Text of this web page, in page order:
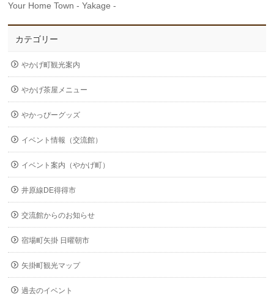
Your Home Town - Yakage -
カテゴリー
やかげ町観光案内
やかげ茶屋メニュー
やかっぴーグッズ
イベント情報（交流館）
イベント案内（やかげ町）
井原線DE得得市
交流館からのお知らせ
宿場町矢掛 日曜朝市
矢掛町観光マップ
過去のイベント